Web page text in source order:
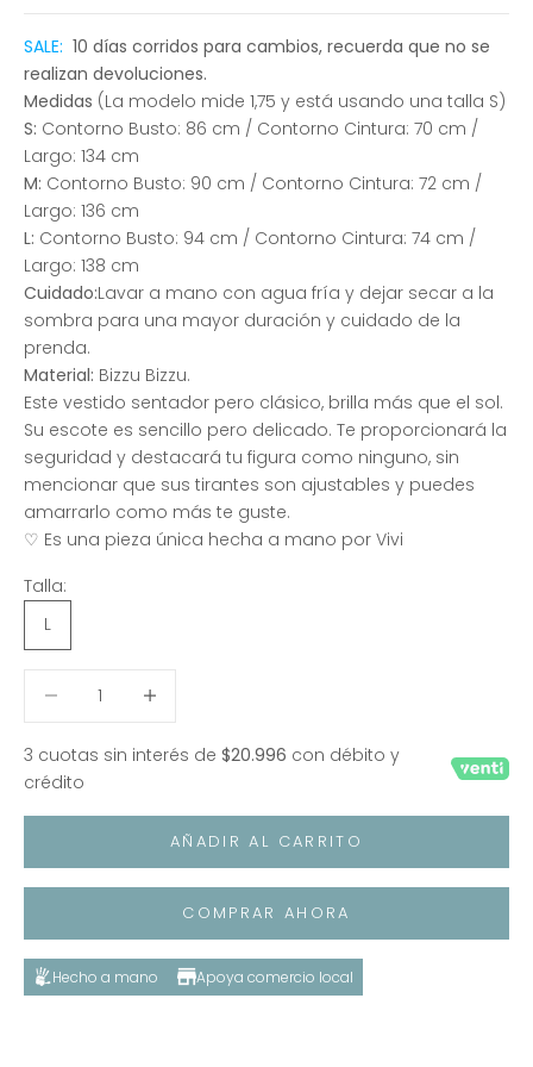
SALE: 10 días corridos para cambios, recuerda que no se
realizan devoluciones.
Medidas (La modelo mide 1,75 y está usando una talla S)
S: Contorno Busto: 86 cm / Contorno Cintura: 70 cm /
Largo: 134 cm
M: Contorno Busto: 90 cm / Contorno Cintura: 72 cm /
Largo: 136 cm
L: Contorno Busto: 94 cm / Contorno Cintura: 74 cm /
Largo: 138 cm
Cuidado:Lavar a mano con agua fría y dejar secar a la
sombra para una mayor duración y cuidado de la
prenda.
Material: Bizzu Bizzu.
Este vestido sentador pero clásico, brilla más que el sol.
Su escote es sencillo pero delicado. Te proporcionará la
seguridad y destacará tu figura como ninguno, sin
mencionar que sus tirantes son ajustables y puedes
amarrarlo como más te guste.
♡ Es una pieza única hecha a mano por Vivi
Talla:
L
3 cuotas sin interés de $20.996 con débito y
crédito
AÑADIR AL CARRITO
COMPRAR AHORA
Hecho a mano Apoya comercio local